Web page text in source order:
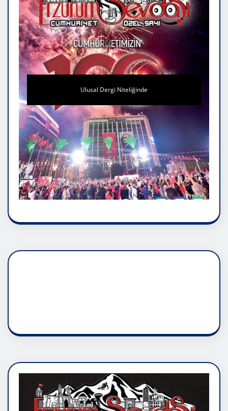
Ulusal Dergi Niteliğinde